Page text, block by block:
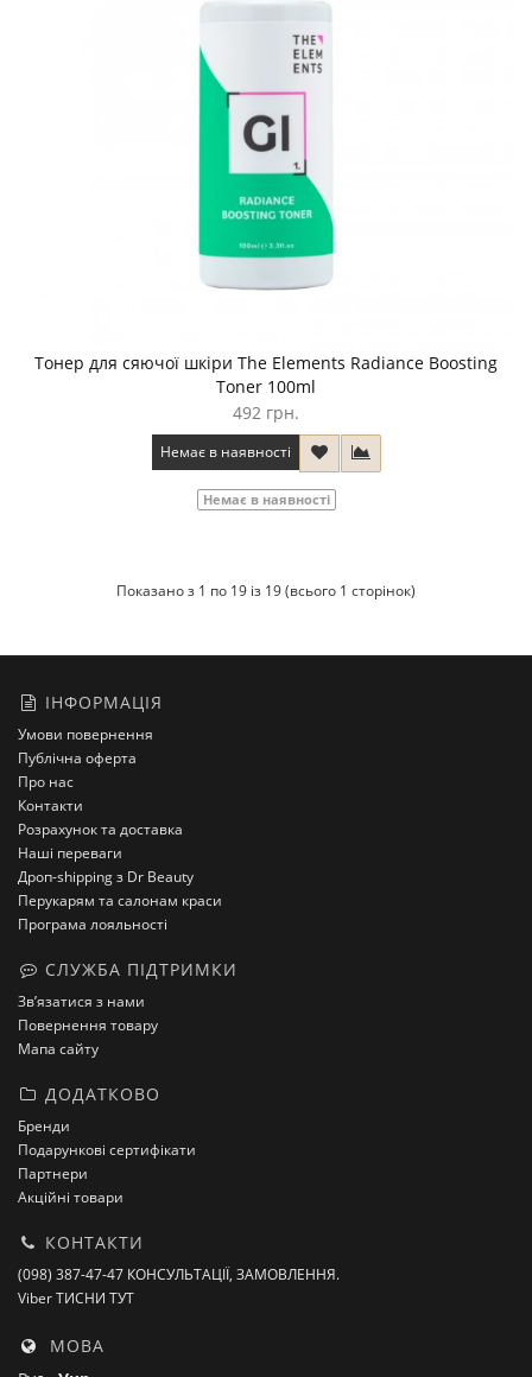
Тонер для сяючої шкіри The Elements Radiance Boosting
Toner 100ml
492 грн.
Немає в наявності
Немає в наявності
Показано з 1 по 19 із 19 (всього 1 сторінок)
ІНФОРМАЦІЯ
Умови повернення
Публічна оферта
Про нас
Контакти
Розрахунок та доставка
Наші переваги
Дроп-shipping з Dr Beauty
Перукарям та салонам краси
Програма лояльності
СЛУЖБА ПІДТРИМКИ
Зв’язатися з нами
Повернення товару
Мапа сайту
ДОДАТКОВО
Бренди
Подарункові сертифікати
Партнери
Акційні товари
КОНТАКТИ
(098) 387-47-47 КОНСУЛЬТАЦІЇ, ЗАМОВЛЕННЯ.
Viber ТИСНИ ТУТ
МОВА